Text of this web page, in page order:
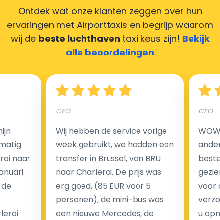
Hoeveel kost een luchthaven taxi transfer in
luchthaventaxi's is een vast tarief voor uw rit. In
tegenstelling tot traditionele taxi's met taxameter
brengen wij u geen extra kosten in rekening voor de
nachtrit.
We hebben geen ophaaltarief of extra kosten voor
wachttijd als uw vlucht vertraging heeft.
Kijk op onze website voor meer informatie over uw
Ontdek wat onze klanten zeggen over hun
ervaringen met Airporttaxis en begrijp waarom
wij de beste luchthaven taxi keus zijn! Bekijk
alle beoordelingen
naar
CEO
Wij hebben de service vorige
week gebruikt, we hadden een
transfer in Brussel, van BRU
naar Charleroi. De prijs was
erg goed, (85 EUR voor 5
personen), de mini-bus was
een nieuwe Mercedes, de
CEO
voor
u